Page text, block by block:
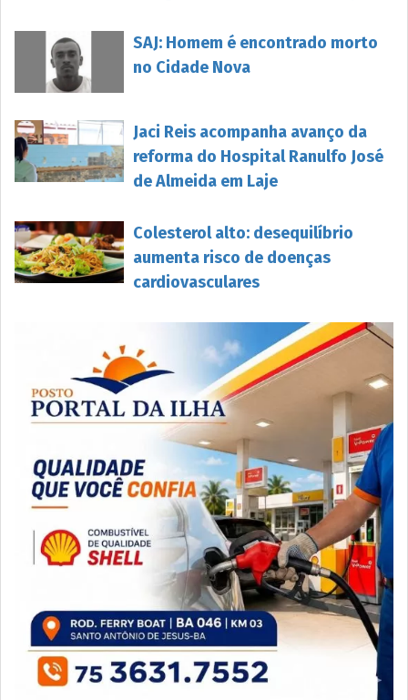
SAJ: Homem é encontrado morto
no Cidade Nova
Jaci Reis acompanha avanço da
reforma do Hospital Ranulfo José
de Almeida em Laje
Colesterol alto: desequilíbrio
aumenta risco de doenças
cardiovasculares